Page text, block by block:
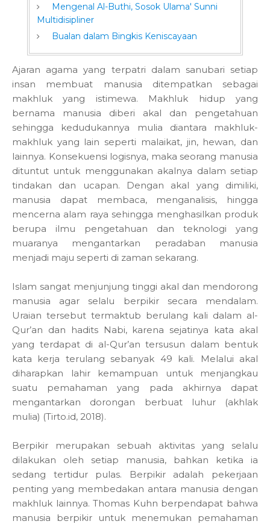
Mengenal Al-Buthi, Sosok Ulama' Sunni
Multidisipliner
Bualan dalam Bingkis Keniscayaan
Ajaran agama yang terpatri dalam sanubari setiap
insan membuat manusia ditempatkan sebagai
makhluk yang istimewa. Makhluk hidup yang
bernama manusia diberi akal dan pengetahuan
sehingga kedudukannya mulia diantara makhluk-
makhluk yang lain seperti malaikat, jin, hewan, dan
lainnya. Konsekuensi logisnya, maka seorang manusia
dituntut untuk menggunakan akalnya dalam setiap
tindakan dan ucapan. Dengan akal yang dimiliki,
manusia dapat membaca, menganalisis, hingga
mencerna alam raya sehingga menghasilkan produk
berupa ilmu pengetahuan dan teknologi yang
muaranya mengantarkan peradaban manusia
menjadi maju seperti di zaman sekarang.
Islam sangat menjunjung tinggi akal dan mendorong
manusia agar selalu berpikir secara mendalam.
Uraian tersebut termaktub berulang kali dalam al-
Qur’an dan hadits Nabi, karena sejatinya kata akal
yang terdapat di al-Qur’an tersusun dalam bentuk
kata kerja terulang sebanyak 49 kali. Melalui akal
diharapkan lahir kemampuan untuk menjangkau
suatu pemahaman yang pada akhirnya dapat
mengantarkan dorongan berbuat luhur (akhlak
mulia) (Tirto.id, 2018).
Berpikir merupakan sebuah aktivitas yang selalu
dilakukan oleh setiap manusia, bahkan ketika ia
sedang tertidur pulas. Berpikir adalah pekerjaan
penting yang membedakan antara manusia dengan
makhluk lainnya. Thomas Kuhn berpendapat bahwa
manusia berpikir untuk menemukan pemahaman